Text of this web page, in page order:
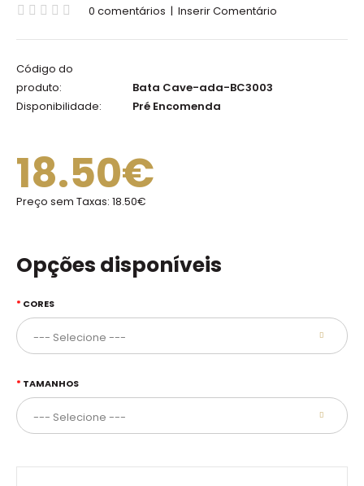
0 comentários | Inserir Comentário
Código do
produto:
Bata Cave-ada-BC3003
Disponibilidade:
Pré Encomenda
18.50€
Preço sem Taxas: 18.50€
Opções disponíveis
CORES
TAMANHOS